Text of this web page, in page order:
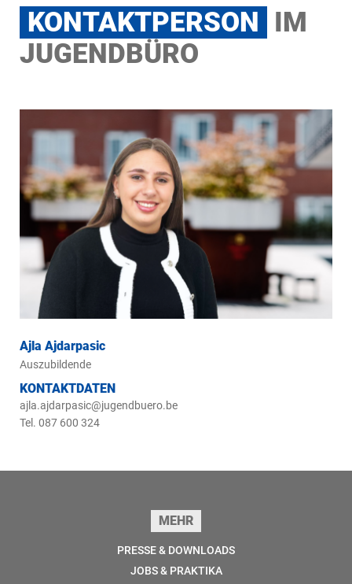
KONTAKTPERSON IM
JUGENDBÜRO
Ajla Ajdarpasic
Auszubildende
KONTAKTDATEN
ajla.ajdarpasic@jugendbuero.be
Tel. 087 600 324
MEHR
PRESSE & DOWNLOADS
JOBS & PRAKTIKA